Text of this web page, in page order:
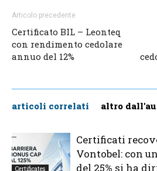
Articolo precedente
Certificato BIL – Leonteq
con rendimento cedolare
annuo del 12%
articoli correlati altro
Certificates
Certificati
Vontobel: con
del 25% si ha